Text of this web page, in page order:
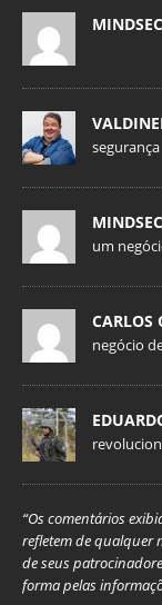
segurança
um
CARLOS
negócio
“Os comentários
refletem de qualquer
de seus
forma pelas